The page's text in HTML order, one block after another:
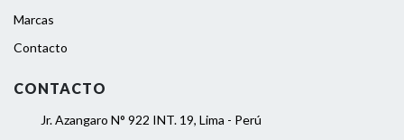
Marcas
Contacto
CONTACTO
Jr. Azangaro N° 922 INT. 19, Lima - Perú